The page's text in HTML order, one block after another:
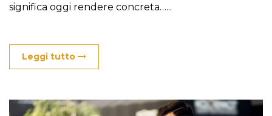
significa oggi rendere concreta…...
Leggi tutto